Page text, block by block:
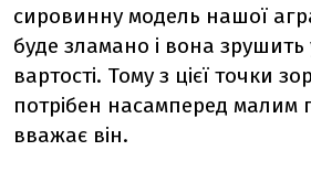
сировинну модель нашої
буде зламано і вона зрушить
вартості. Тому з цієї точки
потрібен насамперед малим
вважає він.